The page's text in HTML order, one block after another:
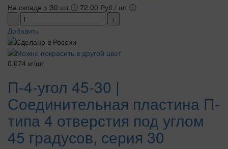
На складе > 30 шт ⓘ 72.00 Руб./ шт ⓘ
-
+
Добавить
0,074 кг/шт
П-4-угол 45-30 |
Соединительная пластина П-
типа 4 отверстия под углом
45 градусов, серия 30